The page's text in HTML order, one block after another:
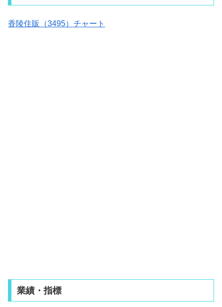
香陵住販（3495）チャート
業績・指標